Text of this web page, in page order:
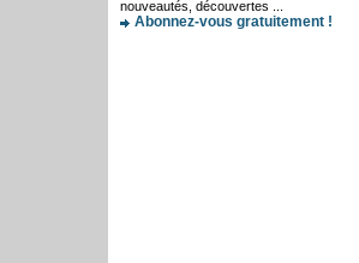
nouveautés, découvertes ...
Abonnez-vous gratuitement !